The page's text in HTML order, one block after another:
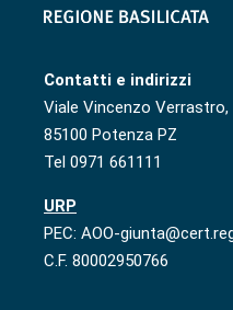
Contatti e indirizzi
Viale Vincenzo Verrastro,
85100 Potenza PZ
Tel 0971 661111
URP
PEC: AOO-
C.F. 80002950766